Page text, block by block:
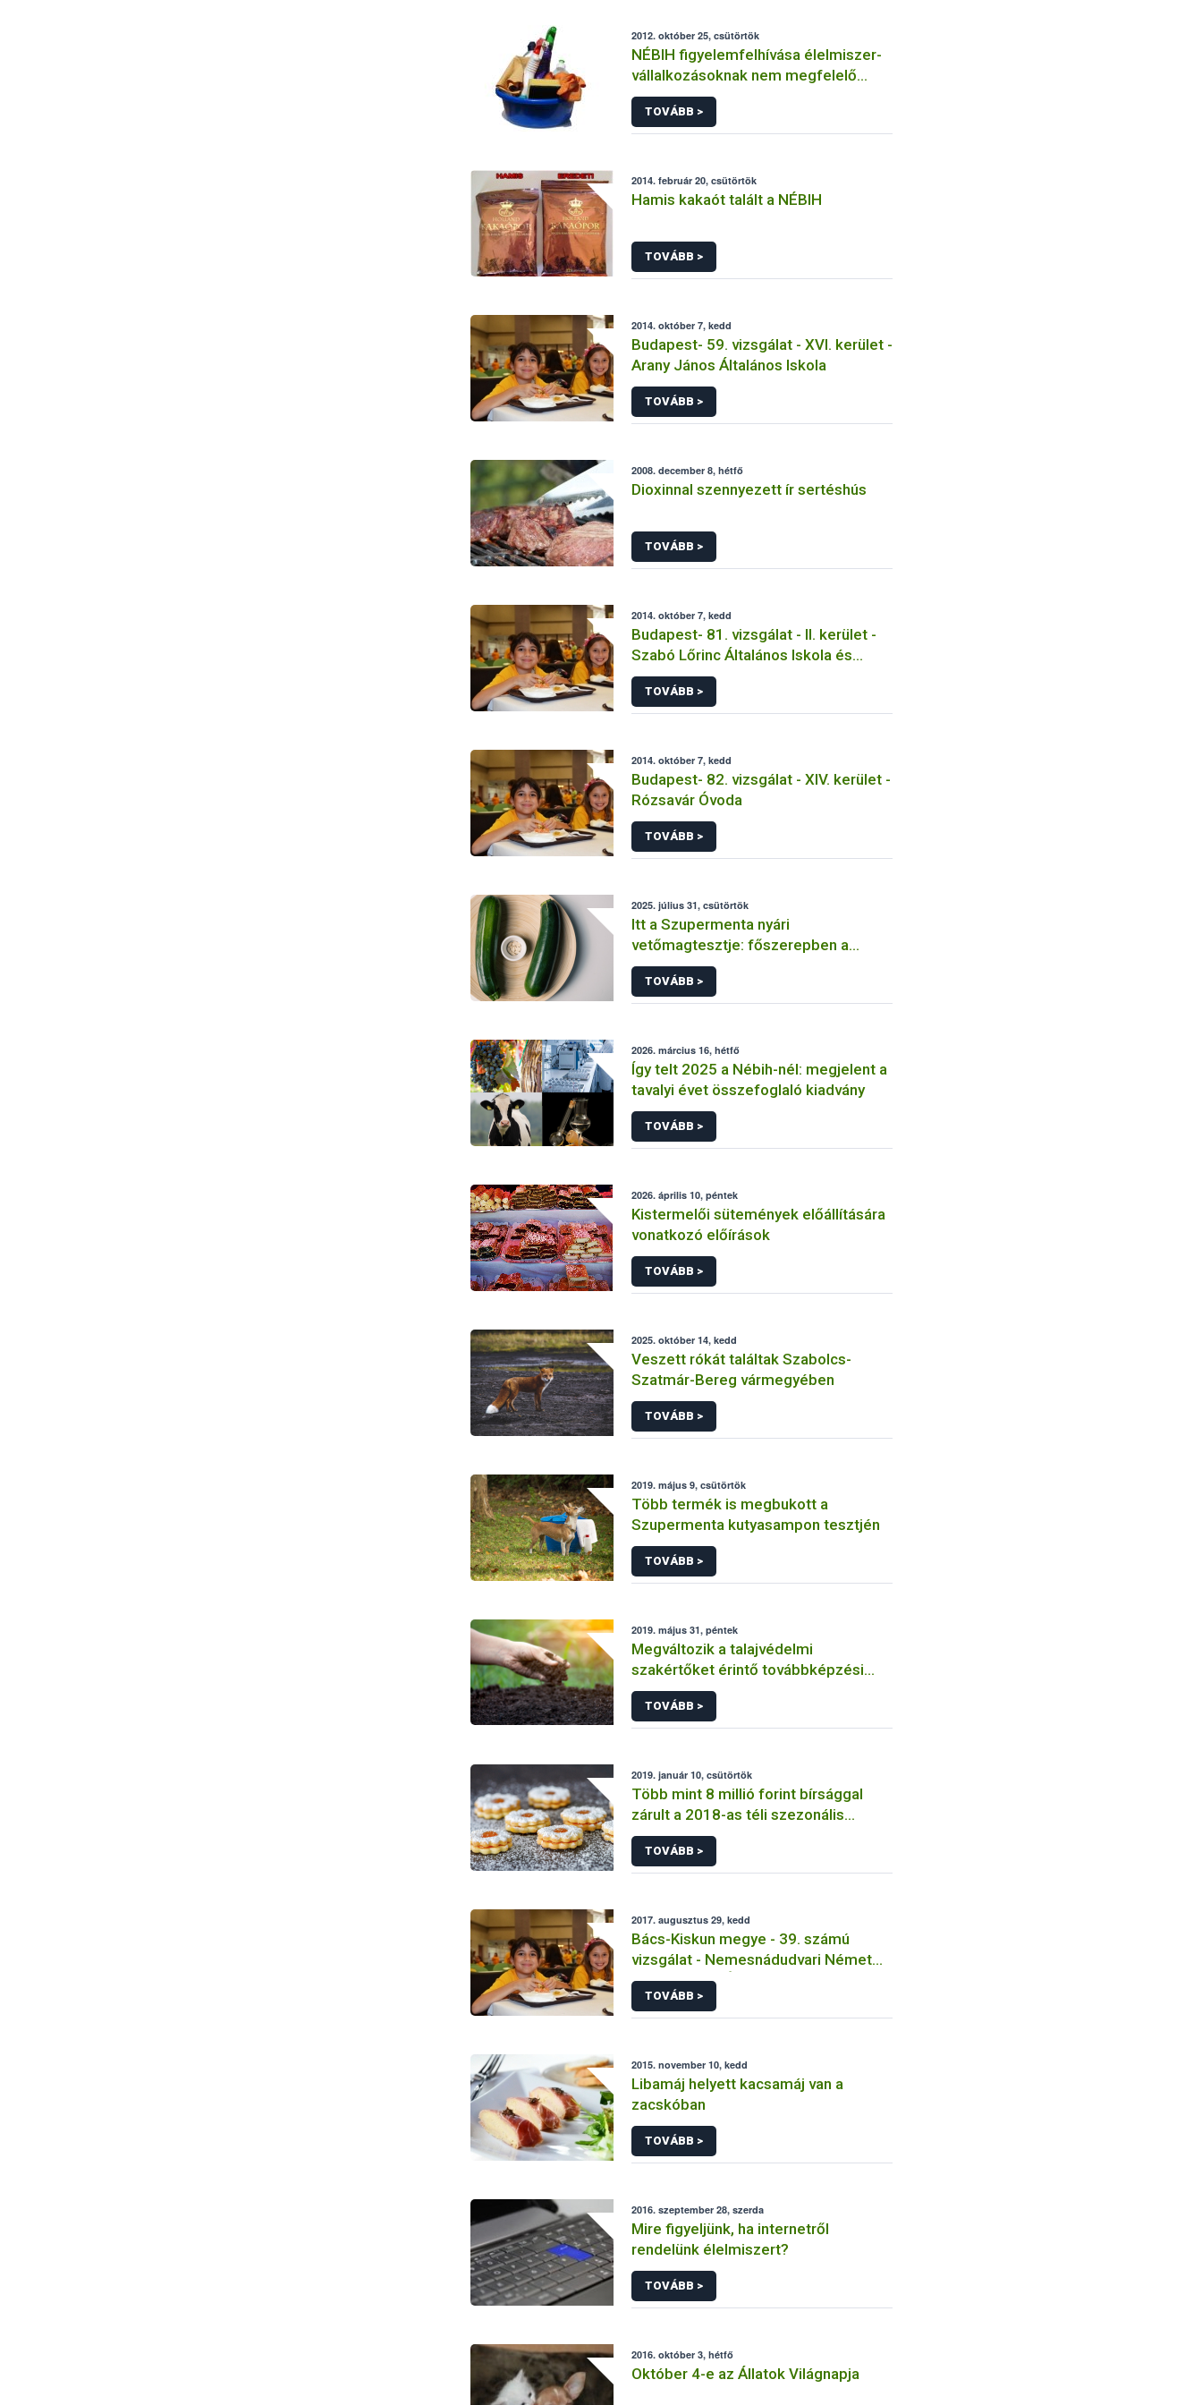
2012. október 25, csütörtök
NÉBIH figyelemfelhívása élelmiszer-
vállalkozásoknak nem megfelelő
hatékonyságú fertőtlenítőszerekről
TOVÁBB >
2014. február 20, csütörtök
Hamis kakaót talált a NÉBIH
TOVÁBB >
2014. október 7, kedd
Budapest- 59. vizsgálat - XVI. kerület -
Arany János Általános Iskola
TOVÁBB >
2008. december 8, hétfő
Dioxinnal szennyezett ír sertéshús
TOVÁBB >
2014. október 7, kedd
Budapest- 81. vizsgálat - II. kerület -
Szabó Lőrinc Általános Iskola és
Gimnázium
TOVÁBB >
2014. október 7, kedd
Budapest- 82. vizsgálat - XIV. kerület -
Rózsavár Óvoda
TOVÁBB >
2025. július 31, csütörtök
Itt a Szupermenta nyári
vetőmagtesztje: főszerepben a
cukkini
TOVÁBB >
2026. március 16, hétfő
Így telt 2025 a Nébih-nél: megjelent a
tavalyi évet összefoglaló kiadvány
TOVÁBB >
2026. április 10, péntek
Kistermelői sütemények előállítására
vonatkozó előírások
TOVÁBB >
2025. október 14, kedd
Veszett rókát találtak Szabolcs-
Szatmár-Bereg vármegyében
TOVÁBB >
2019. május 9, csütörtök
Több termék is megbukott a
Szupermenta kutyasampon tesztjén
TOVÁBB >
2019. május 31, péntek
Megváltozik a talajvédelmi
szakértőket érintő továbbképzési
struktúra
TOVÁBB >
2019. január 10, csütörtök
Több mint 8 millió forint bírsággal
zárult a 2018-as téli szezonális
élelmiszerlánc-ellenőrzés
TOVÁBB >
2017. augusztus 29, kedd
Bács-Kiskun megye - 39. számú
vizsgálat - Nemesnádudvari Német
Nemzetiségi Óvoda Tálalókonyha
TOVÁBB >
2015. november 10, kedd
Libamáj helyett kacsamáj van a
zacskóban
TOVÁBB >
2016. szeptember 28, szerda
Mire figyeljünk, ha internetről
rendelünk élelmiszert?
TOVÁBB >
2016. október 3, hétfő
Október 4-e az Állatok Világnapja